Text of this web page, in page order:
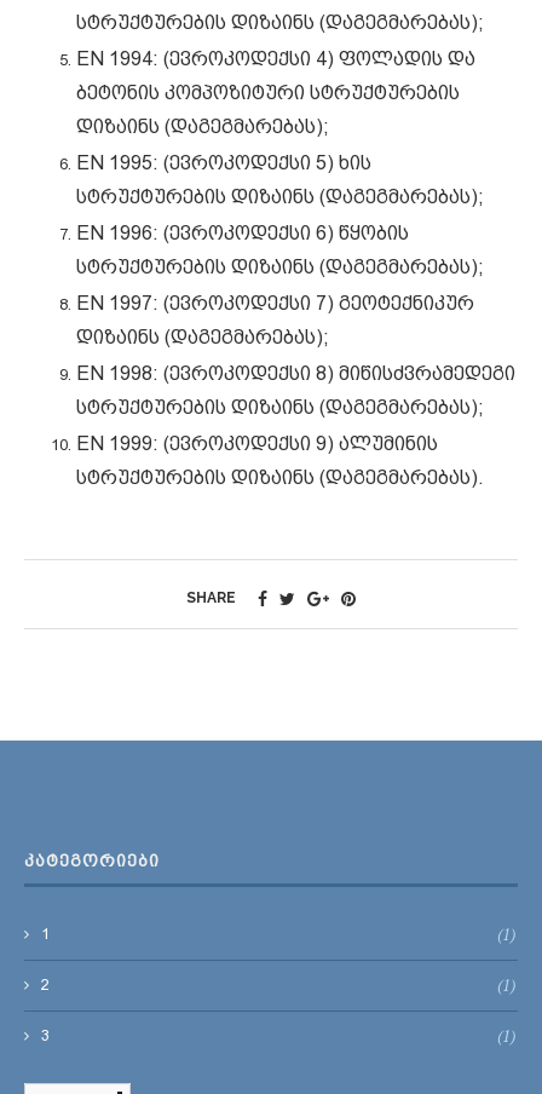
სტრუქტურების დიზაინს (დაგეგმარებას);
EN 1994: (ევროკოდექსი 4) ფოლადის და
ბეტონის კომპოზიტური სტრუქტურების
დიზაინს (დაგეგმარებას);
EN 1995: (ევროკოდექსი 5) ხის
სტრუქტურების დიზაინს (დაგეგმარებას);
EN 1996: (ევროკოდექსი 6) წყობის
სტრუქტურების დიზაინს (დაგეგმარებას);
EN 1997: (ევროკოდექსი 7) გეოტექნიკურ
დიზაინს (დაგეგმარებას);
EN 1998: (ევროკოდექსი 8) მიწისძვრამედეგი
სტრუქტურების დიზაინს (დაგეგმარებას);
EN 1999: (ევროკოდექსი 9) ალუმინის
სტრუქტურების დიზაინს (დაგეგმარებას).
SHARE
ᲙᲐᲢᲔᲒᲝᲠᲘᲔᲑᲘ
1 (1)
2 (1)
3 (1)